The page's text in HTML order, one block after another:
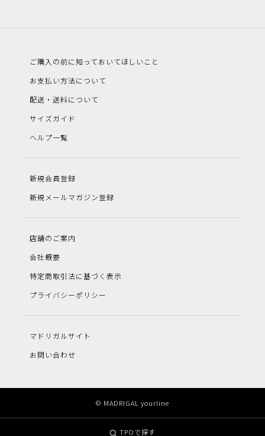
TPOで探す
ご購入の前に知っておいてほしいこと
お支払い方法について
配送・送料について
サイズガイド
ヘルプ一覧
新規会員登録
新規メールマガジン登録
店舗のご案内
会社概要
特定商取引法に基づく表示
プライバシーポリシー
マドリガルサイト
お問い合わせ
© MADRIGAL yourline